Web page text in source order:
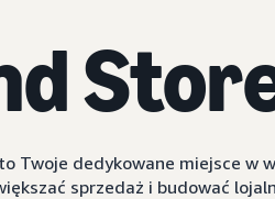
Twoje dedykowane miejsce w
sprzedaż i budować